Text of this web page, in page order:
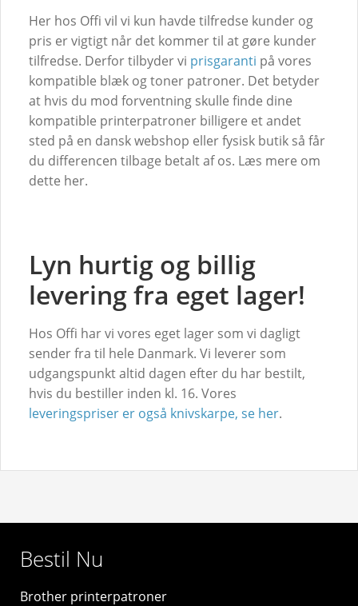
Her hos Offi vil vi kun havde tilfredse kunder og
pris er vigtigt når det kommer til at gøre kunder
tilfredse. Derfor tilbyder vi prisgaranti på vores
kompatible blæk og toner patroner. Det betyder
at hvis du mod forventning skulle finde dine
kompatible printerpatroner billigere et andet
sted på en dansk webshop eller fysisk butik så får
du differencen tilbage betalt af os. Læs mere om
dette her.
Lyn hurtig og billig
levering fra eget lager!
Hos Offi har vi vores eget lager som vi dagligt
sender fra til hele Danmark. Vi leverer som
udgangspunkt altid dagen efter du har bestilt,
hvis du bestiller inden kl. 16. Vores
leveringspriser er også knivskarpe, se her.
Bestil Nu
Brother printerpatroner